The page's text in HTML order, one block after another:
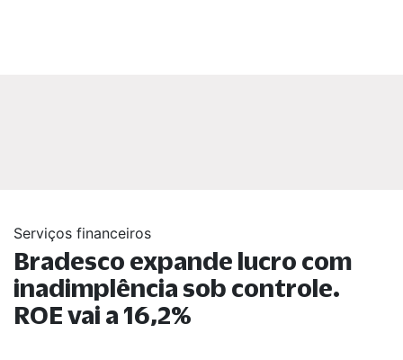
Serviços financeiros
Bradesco expande lucro com
inadimplência sob controle.
ROE vai a 16,2%